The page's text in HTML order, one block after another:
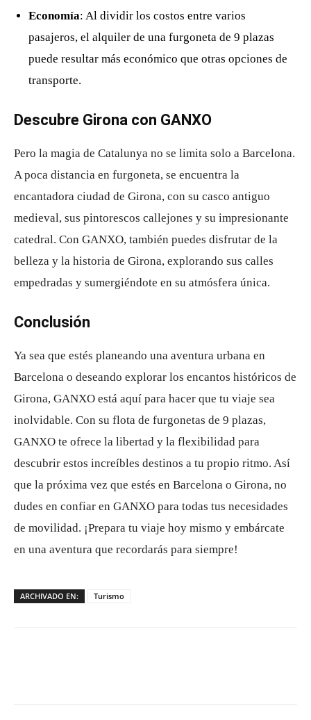
Economía: Al dividir los costos entre varios
pasajeros, el alquiler de una furgoneta de 9 plazas
puede resultar más económico que otras opciones de
transporte.
Descubre Girona con GANXO
Pero la magia de Catalunya no se limita solo a Barcelona.
A poca distancia en furgoneta, se encuentra la
encantadora ciudad de Girona, con su casco antiguo
medieval, sus pintorescos callejones y su impresionante
catedral. Con GANXO, también puedes disfrutar de la
belleza y la historia de Girona, explorando sus calles
empedradas y sumergiéndote en su atmósfera única.
Conclusión
Ya sea que estés planeando una aventura urbana en
Barcelona o deseando explorar los encantos históricos de
Girona, GANXO está aquí para hacer que tu viaje sea
inolvidable. Con su flota de furgonetas de 9 plazas,
GANXO te ofrece la libertad y la flexibilidad para
descubrir estos increíbles destinos a tu propio ritmo. Así
que la próxima vez que estés en Barcelona o Girona, no
dudes en confiar en GANXO para todas tus necesidades
de movilidad. ¡Prepara tu viaje hoy mismo y embárcate
en una aventura que recordarás para siempre!
ARCHIVADO EN: Turismo